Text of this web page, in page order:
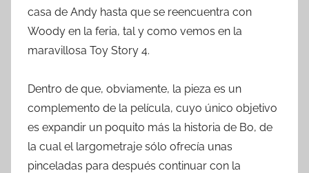
casa de Andy hasta que se reencuentra con
Woody en la feria, tal y como vemos en la
maravillosa Toy Story 4.
Dentro de que, obviamente, la pieza es un
complemento de la película, cuyo único objetivo
es expandir un poquito más la historia de Bo, de
la cual el largometraje sólo ofrecía unas
pinceladas para después continuar con la